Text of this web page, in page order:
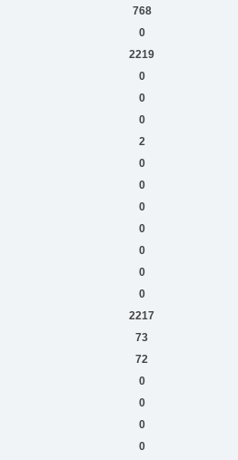
768
0
2219
0
0
0
2
0
0
0
0
0
0
0
2217
73
72
0
0
0
0